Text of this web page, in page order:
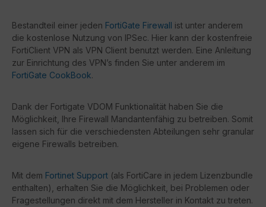
Bestandteil einer jeden FortiGate Firewall ist unter anderem
die kostenlose Nutzung von IPSec. Hier kann der kostenfreie
FortiClient VPN als VPN Client benutzt werden. Eine Anleitung
zur Einrichtung des VPN’s finden Sie unter anderem im
FortiGate CookBook.
Dank der Fortigate VDOM Funktionalität haben Sie die
Möglichkeit, Ihre Firewall Mandantenfähig zu betreiben. Somit
lassen sich für die verschiedensten Abteilungen sehr granular
eigene Firewalls betreiben.
Mit dem Fortinet Support (als FortiCare in jedem Lizenzbundle
enthalten), erhalten Sie die Möglichkeit, bei Problemen oder
Fragestellungen direkt mit dem Hersteller in Kontakt zu treten.